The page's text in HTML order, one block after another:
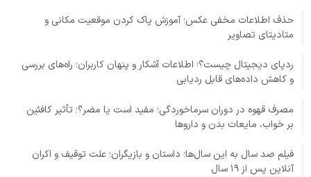
حذف اطلاعات مخفی عکس؛ آموزش پاک کردن موقعیت مکانی و
متادیتای تصاویر
ردپای دیجیتال چیست؟؛ اطلاعات آشکار و پنهان کاربران؛ راه‌های بررسی
و کاهش داده‌های قابل ردیابی
مصرف قهوه در دوران سرماخوردگی؛ مفید است یا مضر؟؛ تأثیر کافئین
بر خواب، مایعات بدن و داروها
فیلم صد سال به این سال‌ها؛ داستان و بازیگران؛ علت توقیف و اکران
آنلاین پس از ۱۹ سال